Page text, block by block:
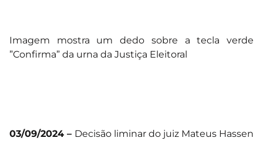
Imagem mostra um dedo sobre a tecla verde
”Confirma” da urna da Justiça Eleitoral
03/09/2024 – Decisão liminar do juiz Mateus Hassen